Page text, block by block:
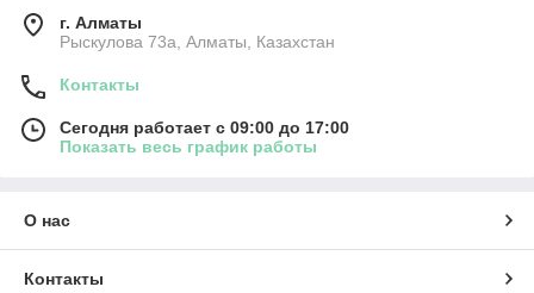
г. Алматы
Рыскулова 73а, Алматы, Казахстан
Контакты
Сегодня работает с 09:00 до 17:00
Показать весь график работы
О нас
Контакты